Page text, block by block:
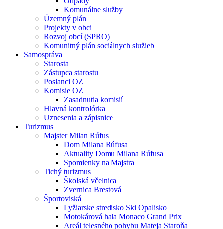
Komunálne služby
Územný plán
Projekty v obci
Rozvoj obcí (SPRO)
Komunitný plán sociálnych služieb
Samospráva
Starosta
Zástupca starostu
Poslanci OZ
Komisie OZ
Zasadnutia komisií
Hlavná kontrolórka
Uznesenia a zápisnice
Turizmus
Majster Milan Rúfus
Dom Milana Rúfusa
Aktuality Domu Milana Rúfusa
Spomienky na Majstra
Tichý turizmus
Školská včelnica
Zvernica Brestová
Športoviská
Lyžiarske stredisko Ski Opalisko
Motokárová hala Monaco Grand Prix
Areál telesného pohybu Mateja Staroňa